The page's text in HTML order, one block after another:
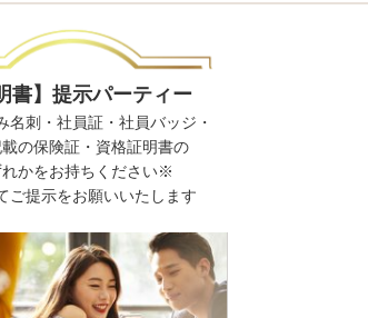
書】提示パーティー
名刺・社員証・社員バッジ・
の保険証・資格証明書の
れかをお持ちください※
ご提示をお願いいたします